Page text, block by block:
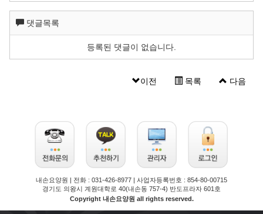
댓글목록
등록된 댓글이 없습니다.
이전 목록 다음
내손요양원 | 전화 : 031-426-8977 | 사업자등록번호 : 854-80-00715
경기도 의왕시 계원대학로 40(내손동 757-4) 반도프라자 601호
Copyright 내손요양원 all rights reserved.